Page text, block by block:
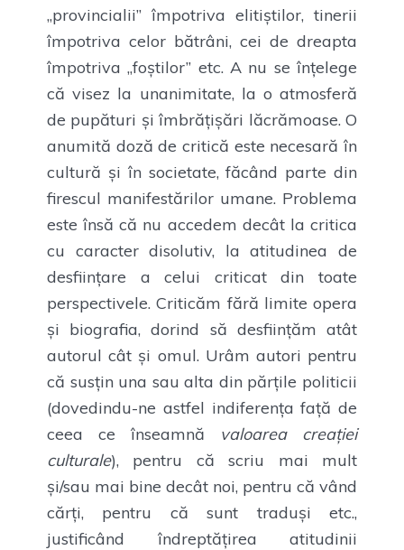
„provincialii” împotriva elitiștilor, tinerii
împotriva celor bătrâni, cei de dreapta
împotriva „foștilor” etc. A nu se înțelege
că visez la unanimitate, la o atmosferă
de pupături și îmbrățișări lăcrămoase. O
anumită doză de critică este necesară în
cultură și în societate, făcând parte din
firescul manifestărilor umane. Problema
este însă că nu accedem decât la critica
cu caracter disolutiv, la atitudinea de
desființare a celui criticat din toate
perspectivele. Criticăm fără limite opera
și biografia, dorind să desființăm atât
autorul cât și omul. Urâm autori pentru
că susțin una sau alta din părțile politicii
(dovedindu-ne astfel indiferența față de
ceea ce înseamnă valoarea creației
culturale), pentru că scriu mai mult
și/sau mai bine decât noi, pentru că vând
cărți, pentru că sunt traduși etc.,
justificând îndreptățirea atitudinii